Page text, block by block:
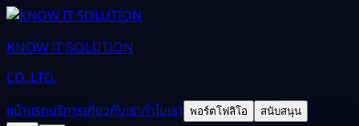
KNOW IT SOLUTION
CO.,LTD.
หน้าแรกบริการเกี่ยวกับเราทำไมเรา พอร์ตโฟลิโอ
สนับสนุน